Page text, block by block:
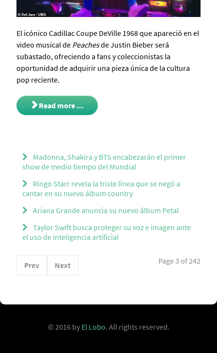
El icónico Cadillac Coupe DeVille 1968 que apareció en el
video musical de PeachesdeJustin Bieberserá
subastado, ofreciendo a fans y coleccionistas la
oportunidad de adquirir una pieza única de la cultura
pop reciente.
Read more ...
Madonna, Shakira y BTS encabezarán el primer
show de medio tiempo del Mundial
Ringo Starr revela la triste línea que se negó a
cantar en su nuevo álbum country
Ariana Grande anuncia su nuevo álbum Petal
Taylor Swift busca proteger su voz e imagen ante
el uso de inteligencia artificial
Page 3 of 242
Prev Next
© 2016 by El Lobo. All rights reserved.